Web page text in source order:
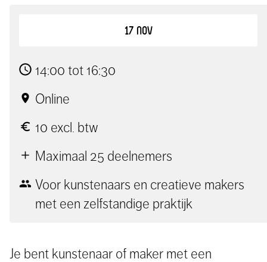
17 nov
14:00 tot 16:30
Online
10 excl. btw
Maximaal 25 deelnemers
Voor kunstenaars en creatieve makers
met een zelfstandige praktijk
Je bent kunstenaar of maker met een